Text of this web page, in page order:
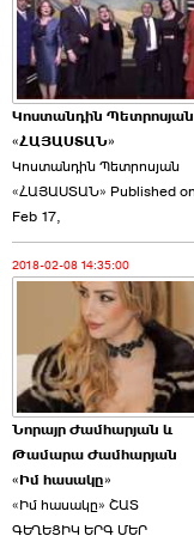
2026-06-09 07:11:00
Այս ընդդիմությունը
կվերցնի ›››
2026-06-09 00:41:00
Որպես ընդդիմադիր
ընտրող՝ ›››
Կոստանդին Պետրոսյան
«ՀԱՅԱՍՏԱՆ»
Կոստանդին Պետրոսյան
«ՀԱՅԱՍՏԱՆ» Published on
Feb 17,
2018-02-08 14:35:00
Նորայր Ժամհարյան և
Թամարա Ժամհարյան
«Իմ հասակը»
«Իմ հասակը» ՇԱՏ
ԳԵՂԵՑԻԿ ԵՐԳ ՄԵՐ